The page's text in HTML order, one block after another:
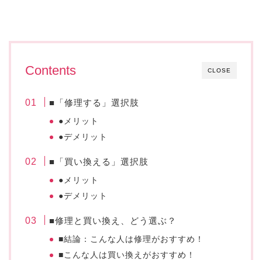
CLOSE
Contents
■「修理する」選択肢
●メリット
●デメリット
■「買い換える」選択肢
●メリット
●デメリット
■修理と買い換え、どう選ぶ？
■結論：こんな人は修理がおすすめ！
■こんな人は買い換えがおすすめ！